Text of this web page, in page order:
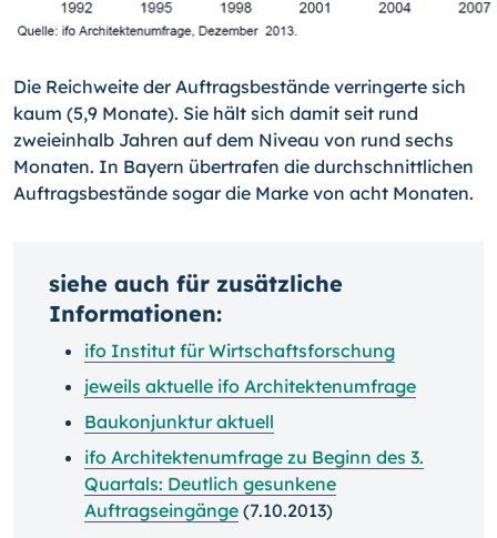
Die Reichweite der Auftragsbestände verringerte sich
kaum (5,9 Monate). Sie hält sich damit seit rund
zweieinhalb Jahren auf dem Niveau von rund sechs
Monaten. In Bay­ern übertrafen die durchschnittlichen
Auftragsbestände sogar die Marke von acht Mo­naten.
siehe auch für zusätzliche
Informationen:
ifo Institut für Wirtschaftsforschung
jeweils aktuelle ifo Architektenumfrage
Baukonjunktur aktuell
ifo Architektenumfrage zu Beginn des 3.
Quartals: Deutlich gesunkene
Auftragseingänge (7.10.2013)